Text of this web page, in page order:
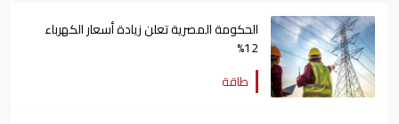
الحكومة المصرية تعلن زيادة أسعار الكهرباء
12%
طاقة